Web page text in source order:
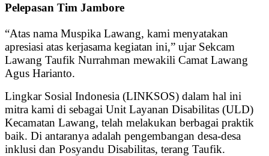
Pelepasan Tim Jambore
“Atas nama Muspika Lawang, kami menyatakan
apresiasi atas kerjasama kegiatan ini,” ujar Sekcam
Lawang Taufik Nurrahman mewakili Camat Lawang
Agus Harianto.
Lingkar Sosial Indonesia (LINKSOS) dalam hal ini
mitra kami di sebagai Unit Layanan Disabilitas (ULD)
Kecamatan Lawang, telah melakukan berbagai praktik
baik. Di antaranya adalah pengembangan desa-desa
inklusi dan Posyandu Disabilitas, terang Taufik.